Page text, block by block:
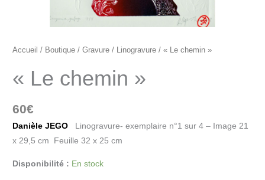
Accueil / Boutique /Gravure / Linogravure / « Le chemin »
« Le chemin »
60€
Danièle JEGO
Linogravure- exemplaire n°1 sur 4 – Image 21
x 29,5 cm Feuille 32 x 25 cm
Disponibilité : En stock